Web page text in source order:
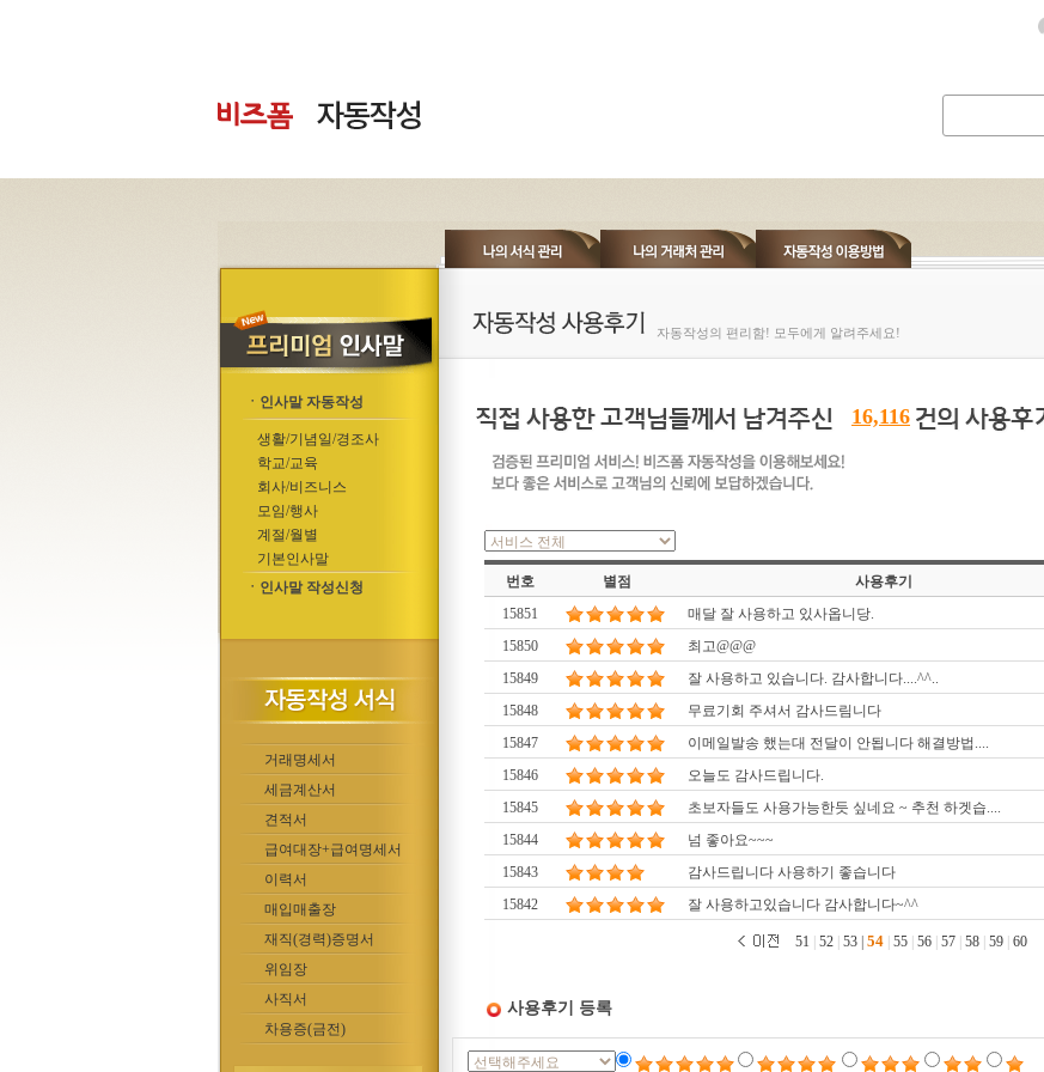
ㆍ인사말 자동작성
생활/기념일/경조사
학교/교육
회사/비즈니스
모임/행사
계절/월별
기본인사말
ㆍ인사말 작성신청
거래명세서
세금계산서
견적서
급여대장+급여명세서
이력서
매입매출장
재직(경력)증명서
위임장
사직서
차용증(금전)
자동작성의 편리함! 모두에게 알려주세요!
16,116
번호 별점 사용후기
15851
매달 잘 사용하고 있사옵니당.
15850
최고@@@
15849
잘 사용하고 있습니다. 감사합니다....^^..
15848
무료기회 주셔서 감사드림니다
15847
이메일발송 했는대 전달이 안됩니다 해결방법....
15846
오늘도 감사드립니다.
15845
초보자들도 사용가능한듯 싶네요 ~ 추천 하겟습....
15844
넘 좋아요~~~
15843
감사드립니다 사용하기 좋습니다
15842
잘 사용하고있습니다 감사합니다~^^
51 52 53| 54 55 56 57 58 59 60
사용후기 등록